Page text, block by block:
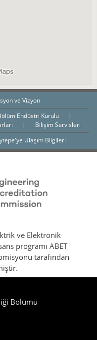
ve Vizyon
Endüstri Kurulu
|
|
Bilişim Servisleri
Ulaşım Bilgileri
ve Elektronik
programı ABET
tarafından
Bölümü